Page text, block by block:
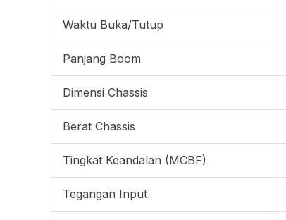
Waktu Buka/Tutup
Panjang Boom
Dimensi Chassis
Berat Chassis
Tingkat Keandalan (MCBF)
Tegangan Input